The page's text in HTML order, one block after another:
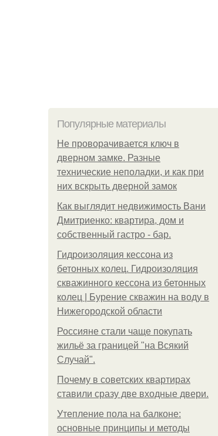
Популярные материалы
Не проворачивается ключ в
дверном замке. Разные
технические неполадки, и как при
них вскрыть дверной замок
Как выглядит недвижимость Вани
Дмитриенко: квартира, дом и
собственный гастро - бар.
Гидроизоляция кессона из
бетонных колец. Гидроизоляция
скважинного кессона из бетонных
колец | Бурение скважин на воду в
Нижегородской области
Россияне стали чаще покупать
жильё за границей "на Всякий
Случай".
Почему в советских квартирах
ставили сразу две входные двери.
Утепление пола на балконе:
основные принципы и методы